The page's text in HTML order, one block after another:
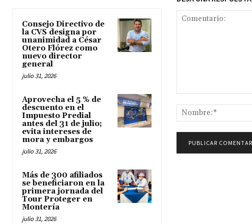
Consejo Directivo de
la CVS designa por
unanimidad a César
Otero Flórez como
nuevo director
general
julio 31, 2026
Aprovecha el 5 % de
descuento en el
Impuesto Predial
antes del 31 de julio;
evita intereses de
mora y embargos
julio 31, 2026
Más de 300 afiliados
se beneficiaron en la
primera jornada del
Tour Proteger en
Montería
julio 31, 2026